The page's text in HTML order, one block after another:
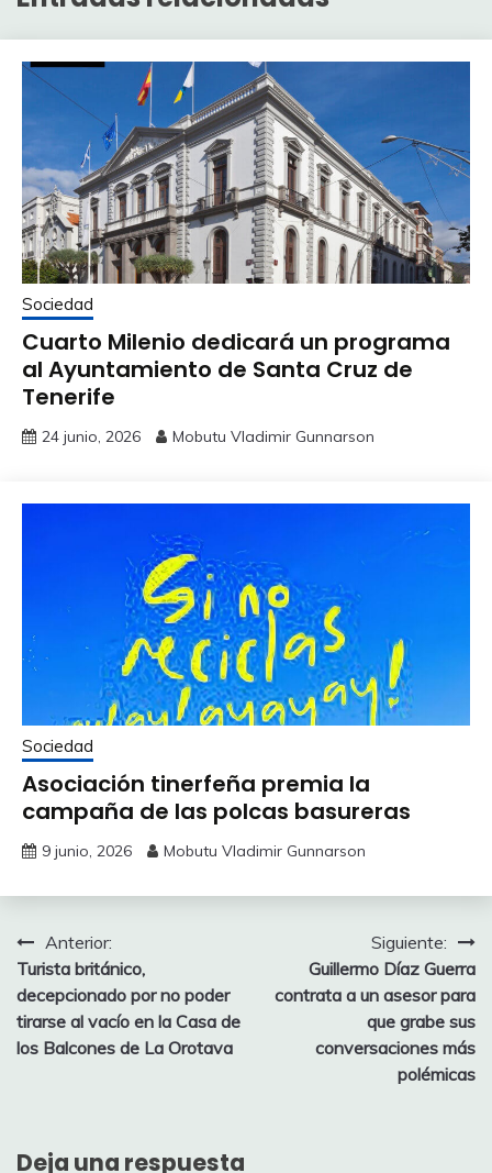
Sociedad
Cuarto Milenio dedicará un programa
al Ayuntamiento de Santa Cruz de
Tenerife
24 junio, 2026 Mobutu Vladimir Gunnarson
Sociedad
Asociación tinerfeña premia la
campaña de las polcas basureras
9 junio, 2026 Mobutu Vladimir Gunnarson
Navegación
de
entradas
Anterior:
Turista británico,
decepcionado por no poder
tirarse al vacío en la Casa de
los Balcones de La Orotava
Siguiente:
Guillermo Díaz Guerra
contrata a un asesor para
que grabe sus
conversaciones más
polémicas
Deja una respuesta